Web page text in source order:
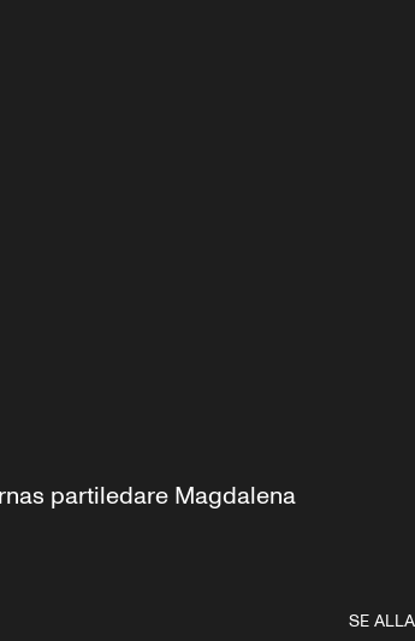
partiledare Magdalena
SE ALLA